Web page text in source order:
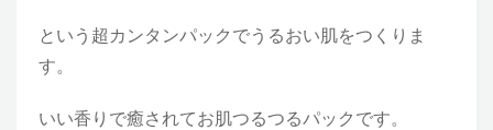
という超カンタンパックでうるおい肌をつくりま
す。
いい香りで癒されてお肌つるつるパックです。